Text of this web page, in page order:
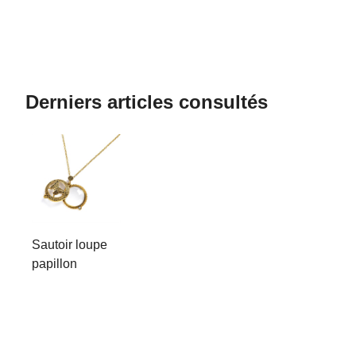
Derniers articles consultés
Sautoir loupe
papillon